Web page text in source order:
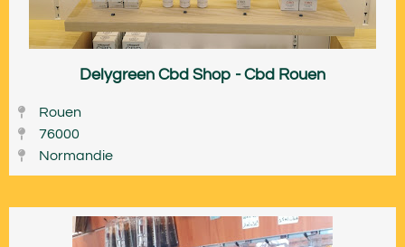
Delygreen Cbd Shop - Cbd Rouen
Rouen
76000
Normandie